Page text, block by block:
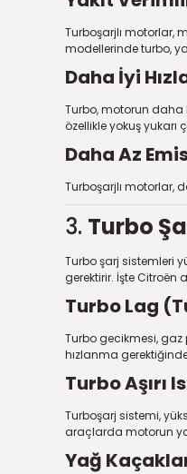
Turboşarjlı motorlar,
modellerinde turbo,
Daha İyi
Turbo, motorun daha
özellikle yokuş
Daha Az
Turboşarjlı motorlar,
3. Turbo
Turbo şarj sistemleri
gerektirir. İşte Citroën
Turbo Lag
Turbo gecikmesi, gaz
hızlanma
Turbo Aşırı
Turboşarj sistemi,
araçlarda motorun
Yağ